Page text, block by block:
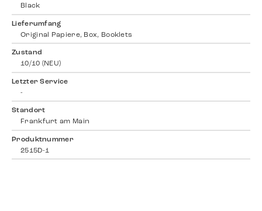
Black
Lieferumfang
Original Papiere, Box, Booklets
Zustand
10/10 (NEU)
Letzter Service
-
Standort
Frankfurt am Main
Produktnummer
2515D-1